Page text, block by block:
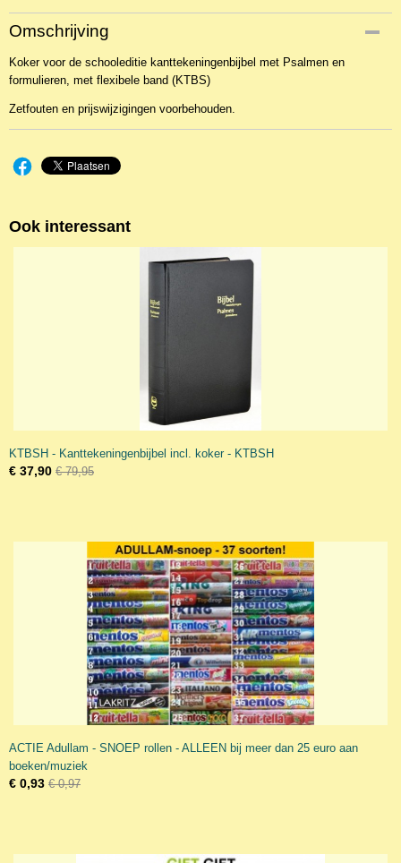
Productcode
NByDi-1825
EAN code
9782222538899
Omschrijving
Koker voor de schooleditie kanttekeningenbijbel met Psalmen en
formulieren, met flexibele band (KTBS)
Zetfouten en prijswijzigingen voorbehouden.
Ook interessant
KTBSH - Kanttekeningenbijbel incl. koker - KTBSH
€ 37,90 € 79,95
ACTIE Adullam - SNOEP rollen - ALLEEN bij meer dan 25 euro aan
boeken/muziek
€ 0,93 € 0,97